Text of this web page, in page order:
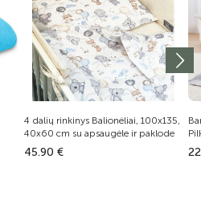
4 dalių rinkinys Balionėliai, 100x135,
40x60 cm su apsaugėle ir paklode
45.90 €